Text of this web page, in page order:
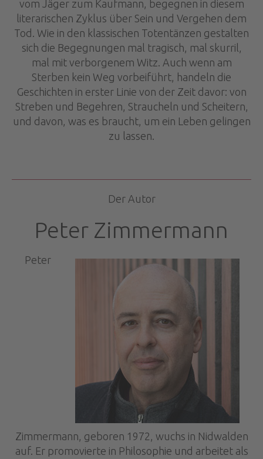
vom Jäger zum Kaufmann, begegnen in diesem
literarischen Zyklus über Sein und Vergehen dem
Tod. Wie in den klassischen Totentänzen ­gestalten
sich die Begegnungen mal tragisch, mal skurril,
mal mit verborgenem Witz. Auch wenn am
Sterben kein Weg vorbei­führt, handeln die
Geschichten in erster Linie von der Zeit davor: von
Streben und Begehren, Straucheln und Scheitern,
und davon, was es braucht, um ein Leben gelingen
zu lassen.
Der Autor
Peter Zimmermann
Peter
Zimmermann, geboren 1972, wuchs in Nidwalden
auf. Er promovierte in Philosophie und arbeitet als